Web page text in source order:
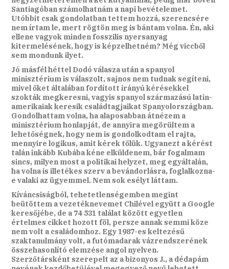
Santiagóban számolhatnám a napi bevételemet.
Utóbbit csak gondolatban tettem hozzá, szerencsére
nem írtam le, mert rögtön meg is bántam volna. Én, aki
ellene vagyok minden fosszilis nyersanyag
kitermelésének, hogy is képzelhetném? Még viccből
sem mondunk ilyet.
Jó másfél héttel Dodó válasza után a spanyol
minisztérium is válaszolt, sajnos nem tudnak segíteni,
mivel őket általában fordított irányú kérésekkel
szokták megkeresni, vagyis spanyol származású latin-
amerikaiak keresik családtagjaikat Spanyolországban.
Gondolhattam volna, ha alaposabban átnézem a
minisztérium honlapját, de annyira megörültem a
lehetőségnek, hogy nem is gondolkodtam el rajta,
mennyire logikus, amit kérek tőlük. Ugyanezt a kérést
talán inkább Kubába kéne elküldenem, bár fogalmam
sincs, milyen most a politikai helyzet, meg egyáltalán,
ha volna is illetékes szerv a bevándorlásra, foglalkozna-
e valaki az ügyemmel. Nem sok esélyt láttam.
Kíváncsiságból, tehetetlenségemben megint
beütöttem a vezetéknevemet Chilével együtt a Google
keresőjébe, de a 74 531 találat között egyetlen
értelmes cikket hozott föl, persze annak semmi köze
nem volt a családomhoz. Egy 1987-es keltezésű
szaktanulmány volt, a futómadarak vázrendszerének
összehasonlító elemzése angol nyelven.
Szerzőtársként szerepelt az a bizonyos J., a dédapám